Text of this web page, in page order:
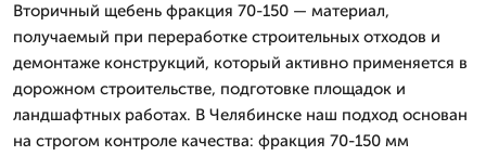
Вторичный щебень фракция 70-150 — материал,
получаемый при переработке строительных отходов и
демонтаже конструкций, который активно применяется в
дорожном строительстве, подготовке площадок и
ландшафтных работах. В Челябинске наш подход основан
на строгом контроле качества: фракция 70-150 мм